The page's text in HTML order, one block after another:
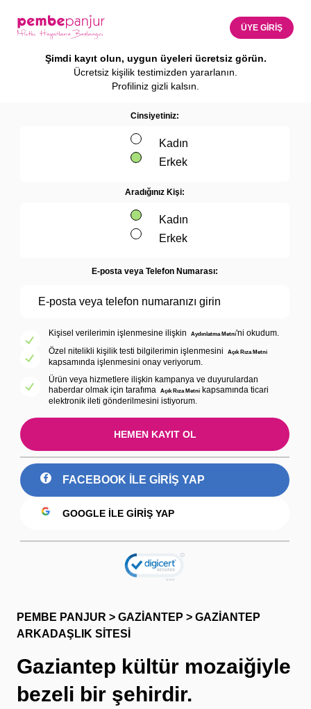
ÜYE GİRİŞ
Şimdi kayıt olun, uygun üyeleri ücretsiz görün.
Ücretsiz kişilik testimizden yararlanın.
Profiliniz gizli kalsın.
Cinsiyetiniz:
Kadın
Erkek
Aradığınız Kişi:
Kadın
Erkek
E-posta veya Telefon Numarası:
Kişisel verilerimin işlenmesine ilişkin Aydınlatma Metni'ni okudum.
Özel nitelikli kişilik testi bilgilerimin işlenmesini
Açık Rıza Metni
kapsamında işlenmesini onay veriyorum.
Ürün veya hizmetlere ilişkin kampanya ve duyurulardan
haberdar olmak için tarafıma
Açık Rıza Metni kapsamında ticari
elektronik ileti gönderilmesini istiyorum.
HEMEN KAYIT OL
FACEBOOK ILE GIRIŞ YAP
GOOGLE ILE GIRIŞ YAP
PEMBE PANJUR > GAZİANTEP > GAZİANTEP
ARKADAŞLIK SİTESİ
Gaziantep kültür mozaiğiyle
bezeli bir şehirdir.